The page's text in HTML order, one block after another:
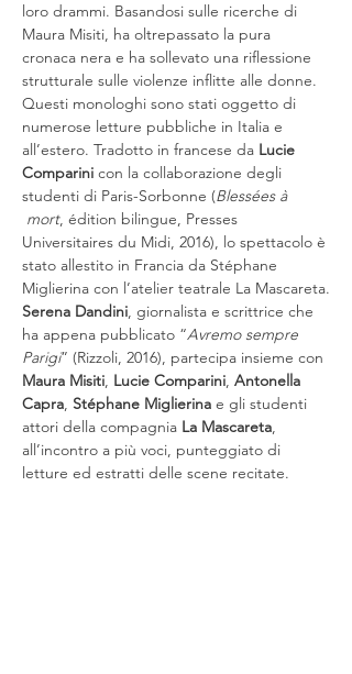
loro drammi. Basandosi sulle ricerche di
Maura Misiti, ha oltrepassato la pura
cronaca nera e ha sollevato una riflessione
strutturale sulle violenze inflitte alle donne.
Questi monologhi sono stati oggetto di
numerose letture pubbliche in Italia e
all’estero. Tradotto in francese da Lucie
Comparini con la collaborazione degli
studenti di Paris-Sorbonne (Blessées à
mort, édition bilingue, Presses
Universitaires du Midi, 2016), lo spettacolo è
stato allestito in Francia da Stéphane
Miglierina con l’atelier teatrale La Mascareta.
Serena Dandini, giornalista e scrittrice che
ha appena pubblicato “Avremo sempre
Parigi” (Rizzoli, 2016), partecipa insieme con
Maura Misiti, Lucie Comparini, Antonella
Capra, Stéphane Miglierina e gli studenti
attori della compagnia La Mascareta,
all’incontro a più voci, punteggiato di